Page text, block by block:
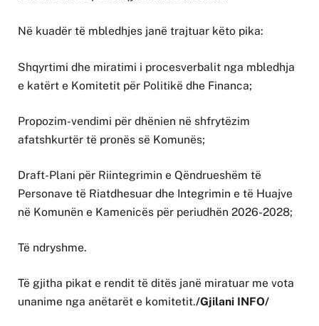
Në kuadër të mbledhjes janë trajtuar këto pika:
Shqyrtimi dhe miratimi i procesverbalit nga mbledhja
e katërt e Komitetit për Politikë dhe Financa;
Propozim-vendimi për dhënien në shfrytëzim
afatshkurtër të pronës së Komunës;
Draft-Plani për Riintegrimin e Qëndrueshëm të
Personave të Riatdhesuar dhe Integrimin e të Huajve
në Komunën e Kamenicës për periudhën 2026-2028;
Të ndryshme.
Të gjitha pikat e rendit të ditës janë miratuar me vota
unanime nga anëtarët e komitetit./Gjilani INFO/